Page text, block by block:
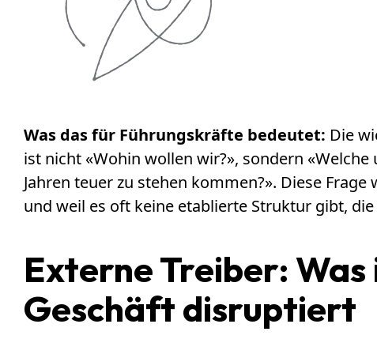
Was das für Führungskräfte bedeutet: Die
ist nicht «Wohin wollen wir?», sondern
Jahren teuer zu stehen kommen?». Diese
und weil es oft keine etablierte Struktur gibt,
Externe Treiber:
Geschäft disruptiert